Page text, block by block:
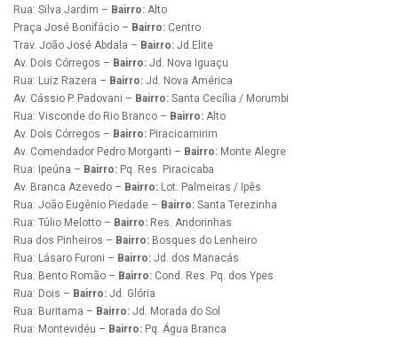
Rua: Silva Jardim – Bairro: Alto
Praça José Bonifácio – Bairro: Centro
Trav. João José Abdala – Bairro: Jd.Elite
Av. Dois Córregos – Bairro: Jd. Nova Iguaçu
Rua: Luiz Razera – Bairro: Jd. Nova América
Av. Cássio P. Padovani – Bairro: Santa Cecília / Morumbi
Rua: Visconde do Rio Branco – Bairro: Alto
Av. Dois Córregos – Bairro: Piracicamirim
Av. Comendador Pedro Morganti – Bairro: Monte Alegre
Rua: Ipeúna – Bairro: Pq. Res. Piracicaba
Av. Branca Azevedo – Bairro: Lot. Palmeiras / Ipês
Rua: João Eugênio Piedade – Bairro: Santa Terezinha
Rua: Túlio Melotto – Bairro: Res. Andorinhas
Rua dos Pinheiros – Bairro: Bosques do Lenheiro
Rua: Lásaro Furoni – Bairro: Jd. dos Manacás
Rua: Bento Romão – Bairro: Cond. Res. Pq. dos Ypes
Rua: Dois – Bairro: Jd. Glória
Rua: Buritama – Bairro: Jd. Morada do Sol
Rua: Montevidéu – Bairro: Pq. Água Branca